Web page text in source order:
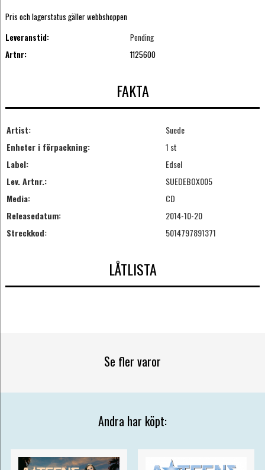
Pris och lagerstatus gäller webbshoppen
Leveranstid:
Pending
Artnr:
1125600
FAKTA
Artist:
Suede
Enheter i förpackning:
1 st
Label:
Edsel
Lev. Artnr.:
SUEDEBOX005
Media:
CD
Releasedatum:
2014-10-20
Streckkod:
5014797891371
LÅTLISTA
Se fler varor
Andra har köpt: